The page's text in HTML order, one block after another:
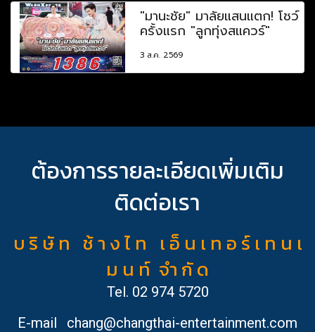
"มานะชัย" มาลัยแสนแตก! โชว์
ครั้งแรก "ลูกทุ่งสแควร์"
3 ส.ค. 2569
ต้องการรายละเอียดเพิ่มเติม
ติดต่อเรา
บ ริ ษั ท ช้ า ง ไ ท เ อ็ น เ ท อ ร์ เ ท น เ
ม น ท์ จำ กั ด
Tel. 02 974 5720
E-mail
chang@changthai-entertainment.com